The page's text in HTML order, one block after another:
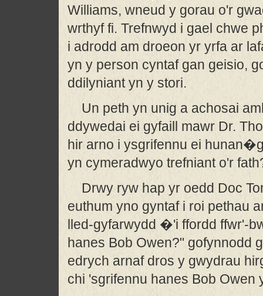
Williams, wneud y gorau o'r
wrthyf fi. Trefnwyd i gael chwe
i adrodd am droeon yr yrfa ar
yn y person cyntaf gan geisio,
ddilyniant yn y stori.
Un peth yn unig a achosai
ddywedai ei gyfaill mawr Dr.
hir arno i ysgrifennu ei
yn cymeradwyo trefniant o'r
Drwy ryw hap yr oedd Doc
euthum yno gyntaf i roi pethau
lled-gyfarwydd �'i ffordd ffwr'-
hanes Bob Owen?" gofynnodd
edrych arnaf dros y gwydrau
chi 'sgrifennu hanes Bob Owen